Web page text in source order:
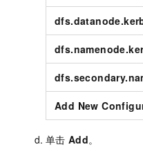
Add New
单击 Add。